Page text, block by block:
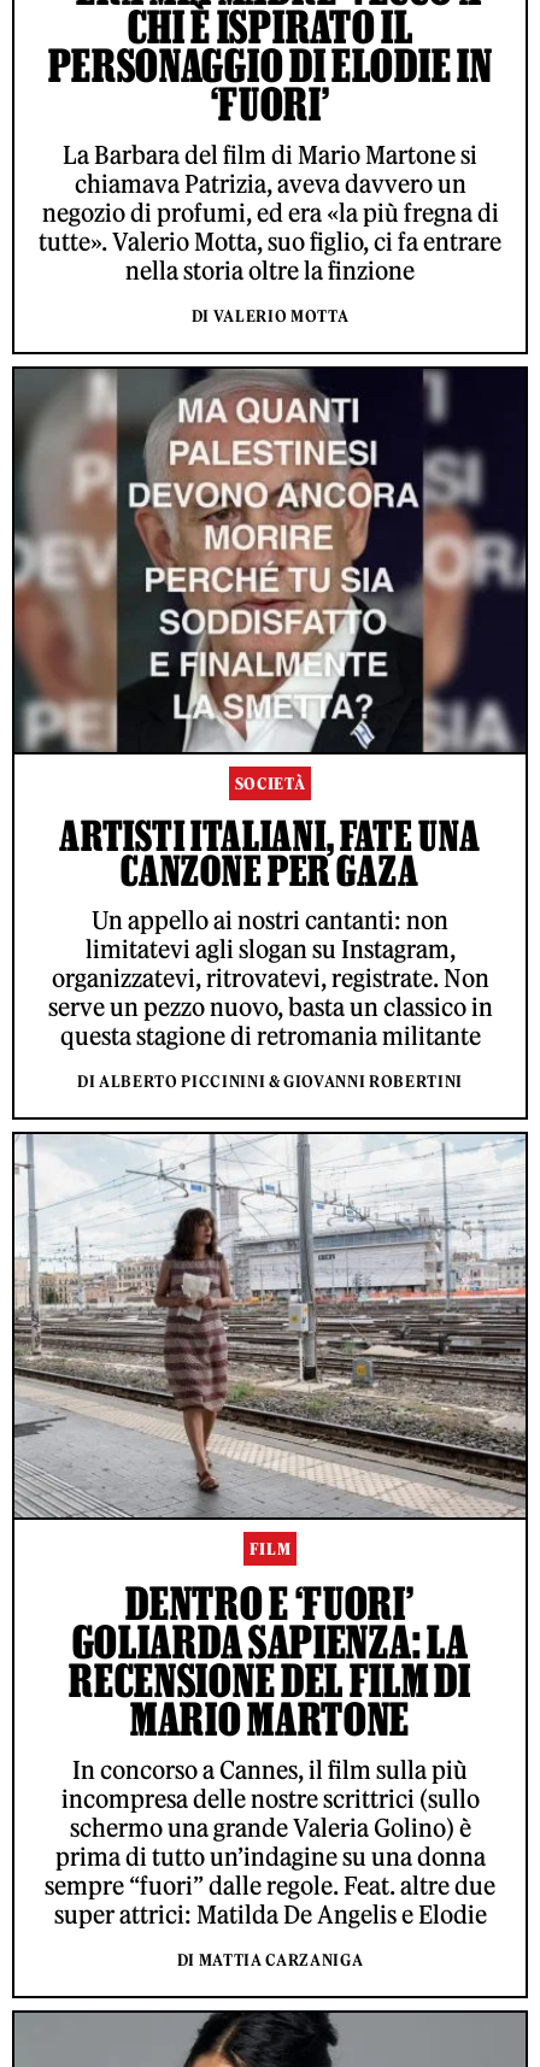
CHI È ISPIRATO IL
PERSONAGGIO DI ELODIE IN
‘FUORI’
La Barbara del film di Mario Martone si
chiamava Patrizia, aveva davvero un
negozio di profumi, ed era «la più fregna di
tutte». Valerio Motta, suo figlio, ci fa entrare
nella storia oltre la finzione
DI VALERIO MOTTA
SOCIETÀ
ARTISTI ITALIANI, FATE UNA
CANZONE PER GAZA
Un appello ai nostri cantanti: non
limitatevi agli slogan su Instagram,
organizzatevi, ritrovatevi, registrate. Non
serve un pezzo nuovo, basta un classico in
questa stagione di retromania militante
DI ALBERTO PICCININI & GIOVANNI ROBERTINI
FILM
DENTRO E ‘FUORI’
GOLIARDA SAPIENZA: LA
RECENSIONE DEL FILM DI
MARIO MARTONE
In concorso a Cannes, il film sulla più
incompresa delle nostre scrittrici (sullo
schermo una grande Valeria Golino) è
prima di tutto un’indagine su una donna
sempre “fuori” dalle regole. Feat. altre due
super attrici: Matilda De Angelis e Elodie
DI MATTIA CARZANIGA